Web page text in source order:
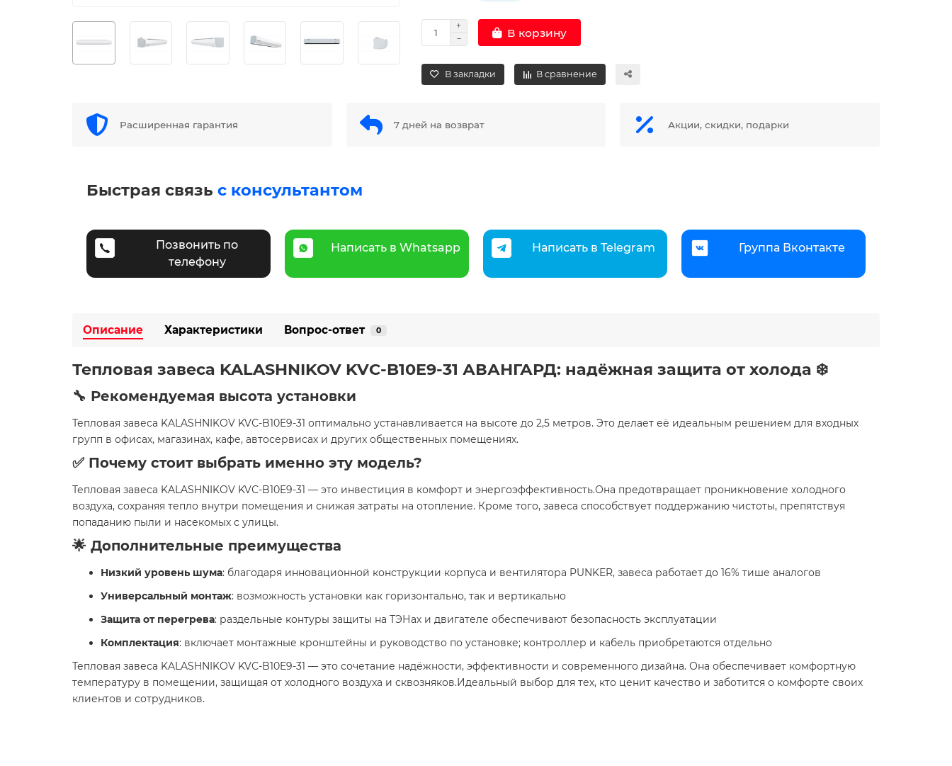
В корзину
В закладки В сравнение
Расширенная гарантия 7 дней на возврат Акции, скидки, подарки
Быстрая связь с консультантом
Позвонить по
телефону
Написать в Whatsapp Написать в Telegram Группа Вконтакте
Описание Характеристики Вопрос-ответ 0
Тепловая завеса KALASHNIKOV KVС-B10E9-31 АВАНГАРД: надёжная защита от холода ❄️
🔧 Рекомендуемая высота установки
Тепловая завеса KALASHNIKOV KVС-B10E9-31 оптимально устанавливается на высоте до 2,5 метров. Это делает её идеальным решением для входных
групп в офисах, магазинах, кафе, автосервисах и других общественных помещениях.
✅ Почему стоит выбрать именно эту модель?
Тепловая завеса KALASHNIKOV KVС-B10E9-31 — это инвестиция в комфорт и энергоэффективность.Она предотвращает проникновение холодного
воздуха, сохраняя тепло внутри помещения и снижая затраты на отопление. Кроме того, завеса способствует поддержанию чистоты, препятствуя
попаданию пыли и насекомых с улицы.
🌟 Дополнительные преимущества
Низкий уровень шума: благодаря инновационной конструкции корпуса и вентилятора PUNKER, завеса работает до 16% тише аналогов
Универсальный монтаж: возможность установки как горизонтально, так и вертикально
Защита от перегрева: раздельные контуры защиты на ТЭНах и двигателе обеспечивают безопасность эксплуатации
Комплектация: включает монтажные кронштейны и руководство по установке; контроллер и кабель приобретаются отдельно
Тепловая завеса KALASHNIKOV KVС-B10E9-31 — это сочетание надёжности, эффективности и современного дизайна. Она обеспечивает комфортную
температуру в помещении, защищая от холодного воздуха и сквозняков.Идеальный выбор для тех, кто ценит качество и заботится о комфорте своих
клиентов и сотрудников.